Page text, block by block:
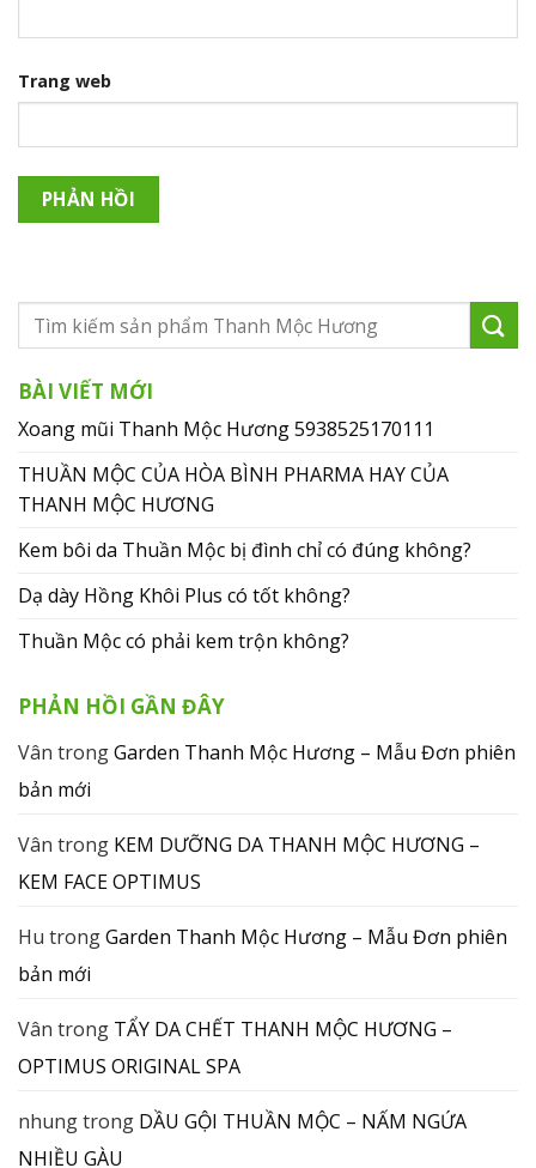
Trang web
BÀI VIẾT MỚI
Xoang mũi Thanh Mộc Hương 5938525170111
THUẦN MỘC CỦA HÒA BÌNH PHARMA HAY CỦA
THANH MỘC HƯƠNG
Kem bôi da Thuần Mộc bị đình chỉ có đúng không?
Dạ dày Hồng Khôi Plus có tốt không?
Thuần Mộc có phải kem trộn không?
PHẢN HỒI GẦN ĐÂY
Vân trongGarden Thanh Mộc Hương – Mẫu Đơn phiên
bản mới
Vân trong KEM DƯỠNG DA THANH MỘC HƯƠNG –
KEM FACE OPTIMUS
Hu trongGarden Thanh Mộc Hương – Mẫu Đơn phiên
bản mới
Vân trong TẨY DA CHẾT THANH MỘC HƯƠNG –
OPTIMUS ORIGINAL SPA
nhungtrong DẦU GỘI THUẦN MỘC – NẤM NGỨA
NHIỀU GÀU